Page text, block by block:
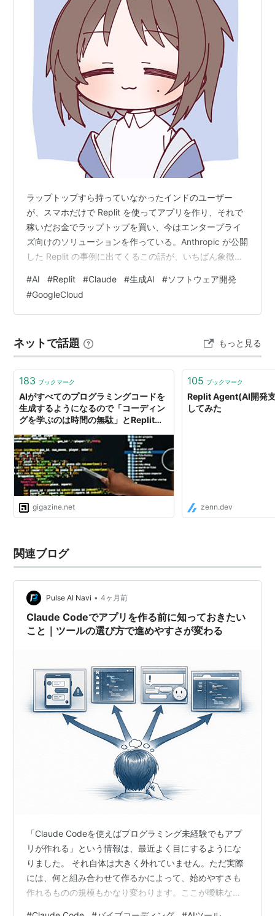
ラップトップすら持っていなかったインドのユーザー
が、スマホだけで Replit を使ってアプリを作り、それで
稼いだお金でラップトップを買い、今はエンタープライ
ズ向けのソリューションを作っている。Anthropic が公開
した Replit の事例に出てくるこの話が、いちばん象徴的
は手垢がついて空虚に響きがちだけど、この一人の歩み
は、その言葉に久しぶりに実体を感じさせる。 Replit が
Google Cloud 上の Claude を使ってこれを実現してい
ない。事例の中身と、その裏で見えてくる…
#AI #Replit #Claude #生成AI #ソフトウェア開発
#GoogleCloud
ネットで話題 もっと見る
183 ブックマーク
AIがすべてのプログラミングコードを
生成するようになるので「コーディン
グを学ぶのは時間の無駄」とReplitの
gigazine.net
105 ブックマーク
Replit Agent(AI開発
してみた
zenn.dev
関連ブログ
Pulse AI Navi • 4ヶ月前
Claude Codeでアプリを作る前に知っておきたい
こと｜ツールの選び方で進めやすさが変わる
「Claude Codeを使えばプログラミング未経験でもアプ
リが作れる」という情報は、最近よく目にするようにな
りました。 それ自体は大きく外れていません。ただ実際
には、何と組み合わせて作るかによって、始めやすさも
作れるものの規模もかなり変わります。ここが曖昧なま